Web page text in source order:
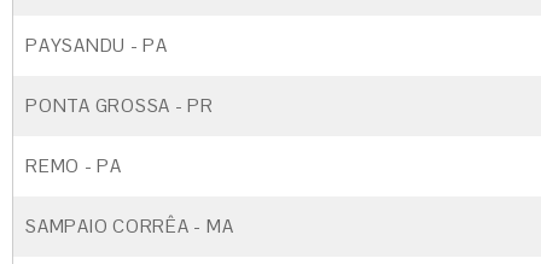
PAYSANDU - PA
PONTA GROSSA - PR
REMO - PA
SAMPAIO CORRÊA - MA